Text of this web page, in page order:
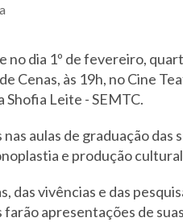
dia 1º de fevereiro,
às 19h, no Cine
Leite - SEMTC.
aulas de graduação
e produção
das vivências e das
apresentações de